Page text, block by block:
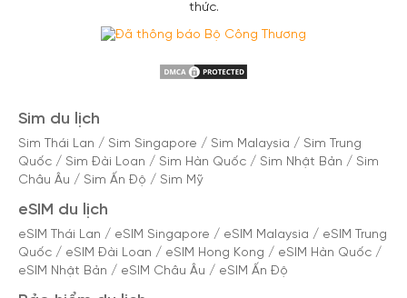
thức.
Sim du lịch
Sim Thái Lan / Sim Singapore / Sim Malaysia / Sim Trung
Quốc / Sim Đài Loan / Sim Hàn Quốc / Sim Nhật Bản / Sim
Châu Âu / Sim Ấn Độ / Sim Mỹ
eSIM du lịch
eSIM Thái Lan / eSIM Singapore / eSIM Malaysia / eSIM Trung
Quốc / eSIM Đài Loan / eSIM Hong Kong / eSIM Hàn Quốc /
eSIM Nhật Bản / eSIM Châu Âu / eSIM Ấn Độ